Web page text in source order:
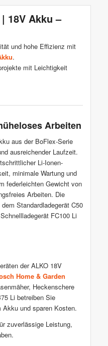
18V Akku –
und hohe Effizienz mit
.
mit Leichtigkeit
Arbeiten
aus der BoFlex-Serie
ausreichender Laufzeit.
Li-Ionen-
minimale Wartung und
federleichten Gewicht von
Arbeiten. Die
Standardladegerät C50
FC100 Li
der ALKO 18V
Home & Garden
Heckenschere
Li betreiben Sie
und sparen Kosten.
zuverlässige Leistung,